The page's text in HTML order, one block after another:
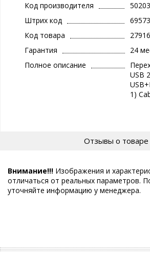
Код производителя
50203
Штрих код
Код товара
Гарантия
24
Полное описание
USB
1)
Отзывы о товаре
Внимание!!! Изображения и
отличаться от реальных параметров.
уточняйте информацию у менеджера.